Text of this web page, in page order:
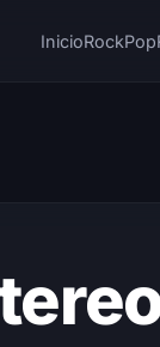
InicioRockPop